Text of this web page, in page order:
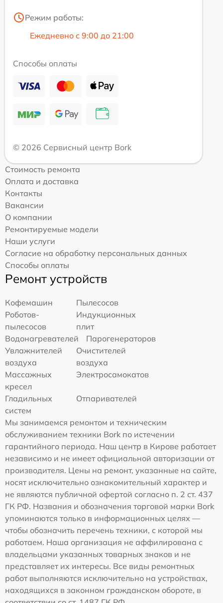
Режим работы:
Ежедневно с 9:00 до 21:00
Способы оплаты
© 2026 Сервисный центр Bork
Стоимость ремонта
Оплата и доставка
Контакты
Вакансии
О компании
Ремонтируемые модели
Наши услуги
Согласие на обработку персональных данных
Способы оплаты
Ремонт устройств
Кофемашин
Пылесосов
Роботов-
пылесосов
Индукционных
плит
Водонагревателей
Парогенераторов
Увлажнителей
воздуха
Очистителей
воздуха
Массажных
кресел
Электросамокатов
Гладильных
систем
Отпаривателей
Мы занимаемся ремонтом и техническим
обслуживанием техники Bork по истечении
гарантийного периода. Наш центр в Кирове работает
независимо и не имеет официальной авторизации от
производителя. Цены на ремонт, указанные на сайте,
носят исключительно ознакомительный характер и
не являются публичной офертой согласно п. 2 ст. 437
ГК РФ. Названия и обозначения торговой марки Bork
упоминаются только в информационных целях —
чтобы обозначить перечень техники, с которой мы
работаем. Наша организация не аффилирована с
владельцами указанных товарных знаков и не
представляет их интересы. Все виды ремонтных
работ выполняются исключительно на устройствах,
находящихся в законном гражданском обороте, в